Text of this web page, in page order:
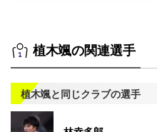
植木颯の関連選手
植木颯と同じクラブの選手